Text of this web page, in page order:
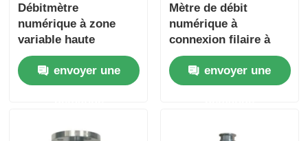
Vidéos
A propos de nous
Débitmètre
numérique à zone
variable haute
pression pour gaz
CO2, type
antidéflagrant
envoyer une
Mètre de débit
numérique à
connexion filaire à
surface variable pour
l'eau, le gaz et l'huile
d'air
envoyer une